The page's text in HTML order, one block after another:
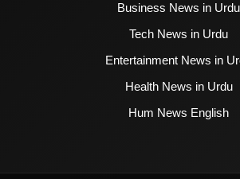
Business News in Urdu
Tech News in Urdu
Entertainment News in
Health News in Urdu
Hum News English